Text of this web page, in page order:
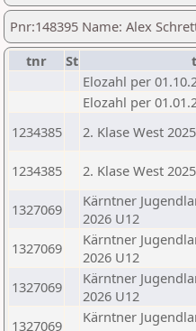
Pnr:148395 Name: Alex
tnr
St
Elozahl per
Elozahl per
1234385
2. Klase West
1234385 2. Klase West
1327069
Kärntner
2026 U12
1327069
Kärntner
2026 U12
1327069
Kärntner
2026 U12
1327069
Kärntner